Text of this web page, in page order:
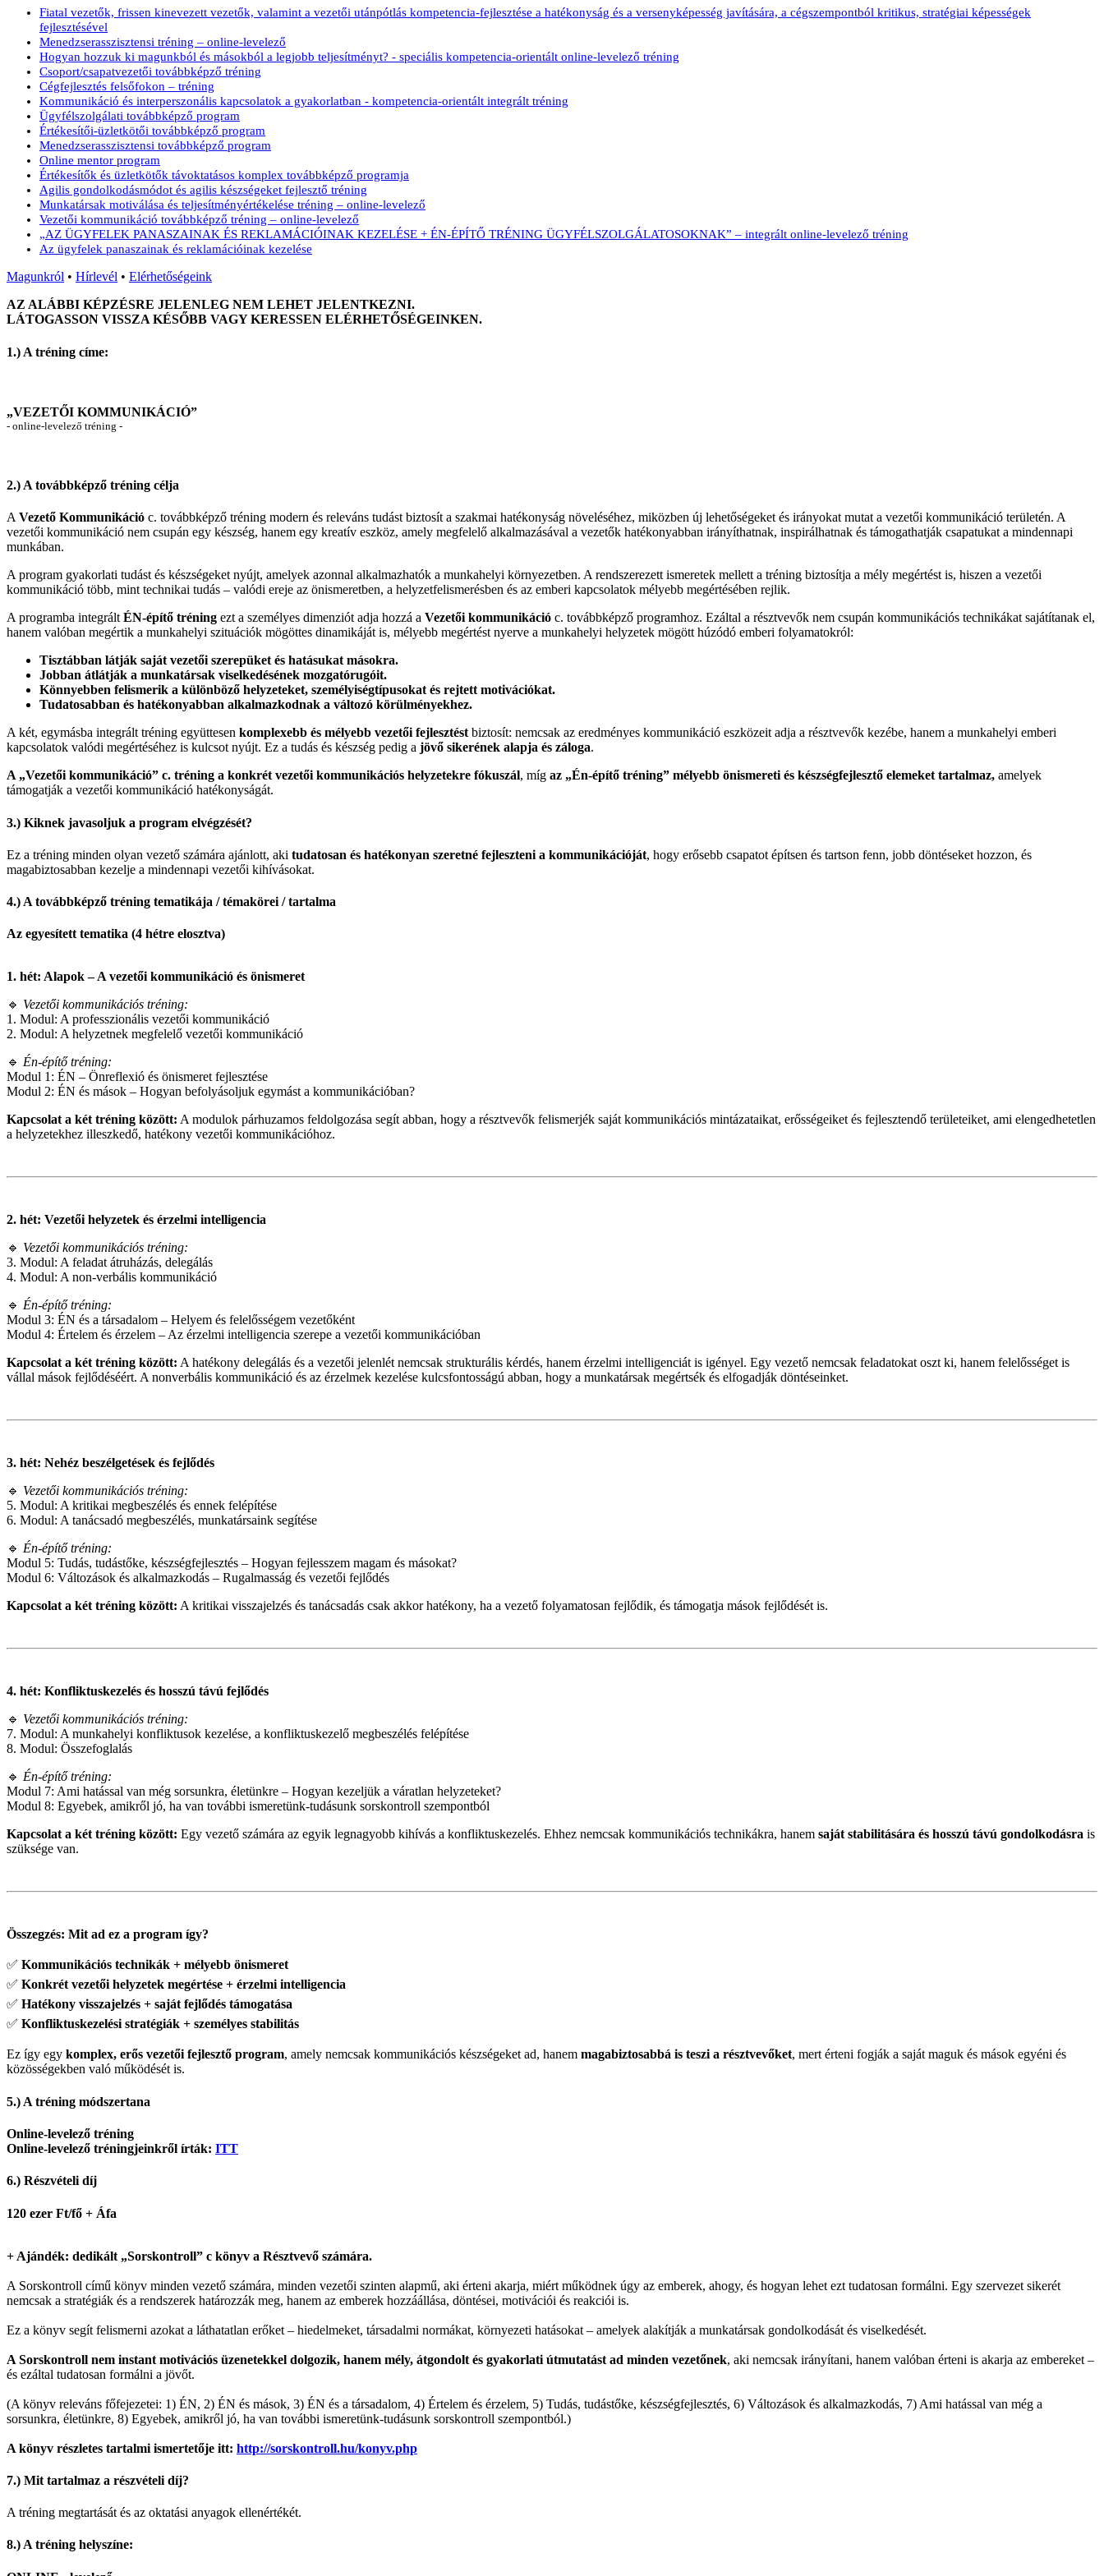
Fiatal vezetők, frissen kinevezett vezetők, valamint a vezetői utánpótlás kompetencia-fejlesztése a hatékonyság és a versenyképesség javítására, a cégszempontból kritikus, stratégiai képességek
fejlesztésével
Menedzserasszisztensi tréning – online-levelező
Hogyan hozzuk ki magunkból és másokból a legjobb teljesítményt? - speciális kompetencia-orientált online-levelező tréning
Csoport/csapatvezetői továbbképző tréning
Cégfejlesztés felsőfokon – tréning
Kommunikáció és interperszonális kapcsolatok a gyakorlatban - kompetencia-orientált integrált tréning
Ügyfélszolgálati továbbképző program
Értékesítői-üzletkötői továbbképző program
Menedzserasszisztensi továbbképző program
Online mentor program
Értékesítők és üzletkötők távoktatásos komplex továbbképző programja
Agilis gondolkodásmódot és agilis készségeket fejlesztő tréning
Munkatársak motiválása és teljesítményértékelése tréning – online-levelező
Vezetői kommunikáció továbbképző tréning – online-levelező
„AZ ÜGYFELEK PANASZAINAK ÉS REKLAMÁCIÓINAK KEZELÉSE + ÉN-ÉPÍTŐ TRÉNING ÜGYFÉLSZOLGÁLATOSOKNAK” – integrált online-levelező tréning
Az ügyfelek panaszainak és reklamációinak kezelése
Magunkról • Hírlevél • Elérhetőségeink
AZ ALÁBBI KÉPZÉSRE JELENLEG NEM LEHET JELENTKEZNI.
LÁTOGASSON VISSZA KÉSŐBB VAGY KERESSEN ELÉRHETŐSÉGEINKEN.
1.) A tréning címe:
„VEZETŐI KOMMUNIKÁCIÓ”
- online-levelező tréning -
2.) A továbbképző tréning célja
A Vezető Kommunikáció c. továbbképző tréning modern és releváns tudást biztosít a szakmai hatékonyság növeléséhez, miközben új lehetőségeket és irányokat mutat a vezetői kommunikáció területén. A
vezetői kommunikáció nem csupán egy készség, hanem egy kreatív eszköz, amely megfelelő alkalmazásával a vezetők hatékonyabban irányíthatnak, inspirálhatnak és támogathatják csapatukat a mindennapi
munkában.
A program gyakorlati tudást és készségeket nyújt, amelyek azonnal alkalmazhatók a munkahelyi környezetben. A rendszerezett ismeretek mellett a tréning biztosítja a mély megértést is, hiszen a vezetői
kommunikáció több, mint technikai tudás – valódi ereje az önismeretben, a helyzetfelismerésben és az emberi kapcsolatok mélyebb megértésében rejlik.
A programba integrált ÉN-építő tréning ezt a személyes dimenziót adja hozzá a Vezetői kommunikáció c. továbbképző programhoz. Ezáltal a résztvevők nem csupán kommunikációs technikákat sajátítanak el,
hanem valóban megértik a munkahelyi szituációk mögöttes dinamikáját is, mélyebb megértést nyerve a munkahelyi helyzetek mögött húzódó emberi folyamatokról:
Tisztábban látják saját vezetői szerepüket és hatásukat másokra.
Jobban átlátják a munkatársak viselkedésének mozgatórugóit.
Könnyebben felismerik a különböző helyzeteket, személyiségtípusokat és rejtett motivációkat.
Tudatosabban és hatékonyabban alkalmazkodnak a változó körülményekhez.
A két, egymásba integrált tréning együttesen komplexebb és mélyebb vezetői fejlesztést biztosít: nemcsak az eredményes kommunikáció eszközeit adja a résztvevők kezébe, hanem a munkahelyi emberi
kapcsolatok valódi megértéséhez is kulcsot nyújt. Ez a tudás és készség pedig a jövő sikerének alapja és záloga.
A „Vezetői kommunikáció” c. tréning a konkrét vezetői kommunikációs helyzetekre fókuszál, míg az „Én-építő tréning” mélyebb önismereti és készségfejlesztő elemeket tartalmaz, amelyek
támogatják a vezetői kommunikáció hatékonyságát.
3.) Kiknek javasoljuk a program elvégzését?
Ez a tréning minden olyan vezető számára ajánlott, aki tudatosan és hatékonyan szeretné fejleszteni a kommunikációját, hogy erősebb csapatot építsen és tartson fenn, jobb döntéseket hozzon, és
magabiztosabban kezelje a mindennapi vezetői kihívásokat.
4.) A továbbképző tréning tematikája / témakörei / tartalma
Az egyesített tematika (4 hétre elosztva)
1. hét: Alapok – A vezetői kommunikáció és önismeret
🔹 Vezetői kommunikációs tréning:
1. Modul: A professzionális vezetői kommunikáció
2. Modul: A helyzetnek megfelelő vezetői kommunikáció
🔹 Én-építő tréning:
Modul 1: ÉN – Önreflexió és önismeret fejlesztése
Modul 2: ÉN és mások – Hogyan befolyásoljuk egymást a kommunikációban?
Kapcsolat a két tréning között: A modulok párhuzamos feldolgozása segít abban, hogy a résztvevők felismerjék saját kommunikációs mintázataikat, erősségeiket és fejlesztendő területeiket, ami elengedhetetlen
a helyzetekhez illeszkedő, hatékony vezetői kommunikációhoz.
2. hét: Vezetői helyzetek és érzelmi intelligencia
🔹 Vezetői kommunikációs tréning:
3. Modul: A feladat átruházás, delegálás
4. Modul: A non-verbális kommunikáció
🔹 Én-építő tréning:
Modul 3: ÉN és a társadalom – Helyem és felelősségem vezetőként
Modul 4: Értelem és érzelem – Az érzelmi intelligencia szerepe a vezetői kommunikációban
Kapcsolat a két tréning között: A hatékony delegálás és a vezetői jelenlét nemcsak strukturális kérdés, hanem érzelmi intelligenciát is igényel. Egy vezető nemcsak feladatokat oszt ki, hanem felelősséget is
vállal mások fejlődéséért. A nonverbális kommunikáció és az érzelmek kezelése kulcsfontosságú abban, hogy a munkatársak megértsék és elfogadják döntéseinket.
3. hét: Nehéz beszélgetések és fejlődés
🔹 Vezetői kommunikációs tréning:
5. Modul: A kritikai megbeszélés és ennek felépítése
6. Modul: A tanácsadó megbeszélés, munkatársaink segítése
🔹 Én-építő tréning:
Modul 5: Tudás, tudástőke, készségfejlesztés – Hogyan fejlesszem magam és másokat?
Modul 6: Változások és alkalmazkodás – Rugalmasság és vezetői fejlődés
Kapcsolat a két tréning között: A kritikai visszajelzés és tanácsadás csak akkor hatékony, ha a vezető folyamatosan fejlődik, és támogatja mások fejlődését is.
4. hét: Konfliktuskezelés és hosszú távú fejlődés
🔹 Vezetői kommunikációs tréning:
7. Modul: A munkahelyi konfliktusok kezelése, a konfliktuskezelő megbeszélés felépítése
8. Modul: Összefoglalás
🔹 Én-építő tréning:
Modul 7: Ami hatással van még sorsunkra, életünkre – Hogyan kezeljük a váratlan helyzeteket?
Modul 8: Egyebek, amikről jó, ha van további ismeretünk-tudásunk sorskontroll szempontból
Kapcsolat a két tréning között: Egy vezető számára az egyik legnagyobb kihívás a konfliktuskezelés. Ehhez nemcsak kommunikációs technikákra, hanem saját stabilitására és hosszú távú gondolkodásra is
szüksége van.
Összegzés: Mit ad ez a program így?
✅ Kommunikációs technikák + mélyebb önismeret
✅ Konkrét vezetői helyzetek megértése + érzelmi intelligencia
✅ Hatékony visszajelzés + saját fejlődés támogatása
✅ Konfliktuskezelési stratégiák + személyes stabilitás
Ez így egy komplex, erős vezetői fejlesztő program, amely nemcsak kommunikációs készségeket ad, hanem magabiztosabbá is teszi a résztvevőket, mert érteni fogják a saját maguk és mások egyéni és
közösségekben való működését is.
5.) A tréning módszertana
Online-levelező tréning
Online-levelező tréningjeinkről írták: ITT
6.) Részvételi díj
120 ezer Ft/fő + Áfa
+ Ajándék: dedikált „Sorskontroll” c könyv a Résztvevő számára.
A Sorskontroll című könyv minden vezető számára, minden vezetői szinten alapmű, aki érteni akarja, miért működnek úgy az emberek, ahogy, és hogyan lehet ezt tudatosan formálni. Egy szervezet sikerét
nemcsak a stratégiák és a rendszerek határozzák meg, hanem az emberek hozzáállása, döntései, motivációi és reakciói is.
Ez a könyv segít felismerni azokat a láthatatlan erőket – hiedelmeket, társadalmi normákat, környezeti hatásokat – amelyek alakítják a munkatársak gondolkodását és viselkedését.
A Sorskontroll nem instant motivációs üzenetekkel dolgozik, hanem mély, átgondolt és gyakorlati útmutatást ad minden vezetőnek, aki nemcsak irányítani, hanem valóban érteni is akarja az embereket –
és ezáltal tudatosan formálni a jövőt.
(A könyv releváns főfejezetei: 1) ÉN, 2) ÉN és mások, 3) ÉN és a társadalom, 4) Értelem és érzelem, 5) Tudás, tudástőke, készségfejlesztés, 6) Változások és alkalmazkodás, 7) Ami hatással van még a
sorsunkra, életünkre, 8) Egyebek, amikről jó, ha van további ismeretünk-tudásunk sorskontroll szempontból.)
A könyv részletes tartalmi ismertetője itt: http://sorskontroll.hu/konyv.php
7.) Mit tartalmaz a részvételi díj?
A tréning megtartását és az oktatási anyagok ellenértékét.
8.) A tréning helyszíne: